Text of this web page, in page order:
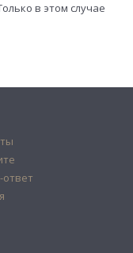
в этом случае
ответ